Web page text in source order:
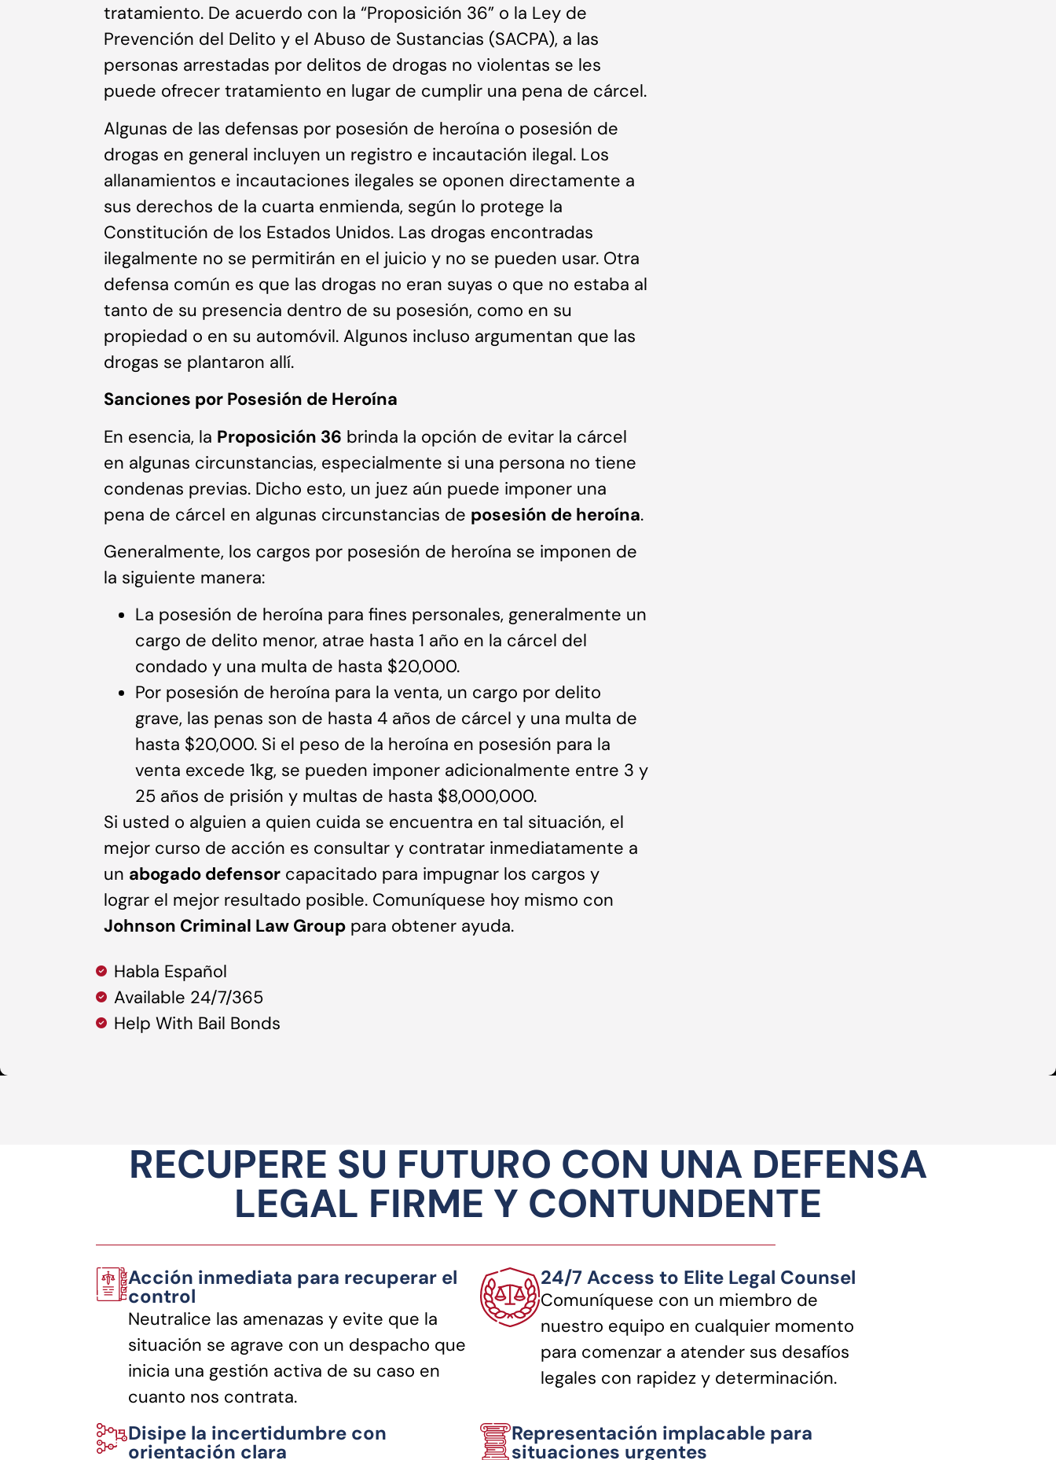
tratamiento. De acuerdo con la “Proposición 36” o la Ley de
Prevención del Delito y el Abuso de Sustancias (SACPA), a las
personas arrestadas por delitos de drogas no violentas se les
puede ofrecer tratamiento en lugar de cumplir una pena de cárcel.
Algunas de las defensas por posesión de heroína o posesión de
drogas en general incluyen un registro e incautación ilegal. Los
allanamientos e incautaciones ilegales se oponen directamente a
sus derechos de la cuarta enmienda, según lo protege la
Constitución de los Estados Unidos. Las drogas encontradas
ilegalmente no se permitirán en el juicio y no se pueden usar. Otra
defensa común es que las drogas no eran suyas o que no estaba al
tanto de su presencia dentro de su posesión, como en su
propiedad o en su automóvil. Algunos incluso argumentan que las
drogas se plantaron allí.
Sanciones por Posesión de Heroína
En esencia, la Proposición 36 brinda la opción de evitar la cárcel
en algunas circunstancias, especialmente si una persona no tiene
condenas previas. Dicho esto, un juez aún puede imponer una
pena de cárcel en algunas circunstancias de posesión de heroína.
Generalmente, los cargos por posesión de heroína se imponen de
la siguiente manera:
La posesión de heroína para fines personales, generalmente un
cargo de delito menor, atrae hasta 1 año en la cárcel del
condado y una multa de hasta $20,000.
Por posesión de heroína para la venta, un cargo por delito
grave, las penas son de hasta 4 años de cárcel y una multa de
hasta $20,000. Si el peso de la heroína en posesión para la
venta excede 1kg, se pueden imponer adicionalmente entre 3 y
25 años de prisión y multas de hasta $8,000,000.
Si usted o alguien a quien cuida se encuentra en tal situación, el
mejor curso de acción es consultar y contratar inmediatamente a
un abogado defensor capacitado para impugnar los cargos y
lograr el mejor resultado posible. Comuníquese hoy mismo con
Johnson Criminal Law Group para obtener ayuda.
Habla Español
Available 24/7/365
Help With Bail Bonds
RECUPERE SU FUTURO CON UNA DEFENSA
LEGAL FIRME Y CONTUNDENTE
Acción inmediata para recuperar el
control
Neutralice las amenazas y evite que la
situación se agrave con un despacho que
inicia una gestión activa de su caso en
cuanto nos contrata.
24/7 Access to Elite Legal Counsel
Comuníquese con un miembro de
nuestro equipo en cualquier momento
para comenzar a atender sus desafíos
legales con rapidez y determinación.
Disipe la incertidumbre con
orientación clara
Representación implacable para
situaciones urgentes